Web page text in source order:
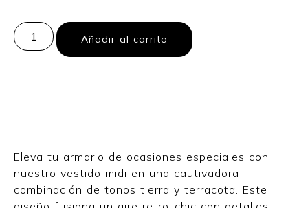
Añadir al carrito
Eleva tu armario de ocasiones especiales con
nuestro vestido midi en una cautivadora
combinación de tonos tierra y terracota. Este